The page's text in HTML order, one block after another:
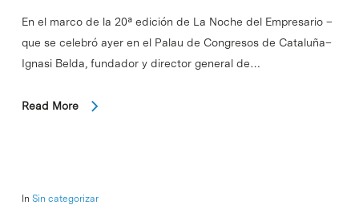
En el marco de la 20ª edición de La Noche del Empresario –
que se celebró ayer en el Palau de Congresos de Cataluña–
Ignasi Belda, fundador y director general de…
Read More
In Sin categorizar